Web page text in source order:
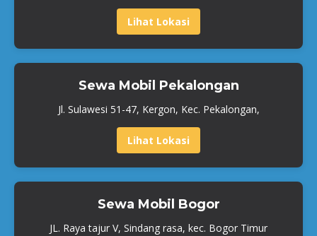
Lihat Lokasi
Sewa Mobil Pekalongan
Jl. Sulawesi 51-47, Kergon, Kec. Pekalongan,
Lihat Lokasi
Sewa Mobil Bogor
JL. Raya tajur V, Sindang rasa, kec. Bogor Timur